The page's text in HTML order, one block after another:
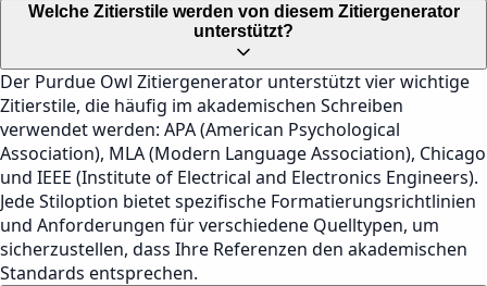
Welche Zitierstile werden von diesem Zitiergenerator
unterstützt?
Der Purdue Owl Zitiergenerator unterstützt vier wichtige
Zitierstile, die häufig im akademischen Schreiben
verwendet werden: APA (American Psychological
Association), MLA (Modern Language Association), Chicago
und IEEE (Institute of Electrical and Electronics Engineers).
Jede Stiloption bietet spezifische Formatierungsrichtlinien
und Anforderungen für verschiedene Quelltypen, um
sicherzustellen, dass Ihre Referenzen den akademischen
Standards entsprechen.